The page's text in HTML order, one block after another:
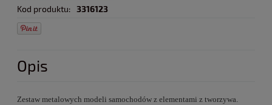
Kod produktu: 3316123
Opis
Zestaw metalowych modeli samochodów z elementami z tworzywa.